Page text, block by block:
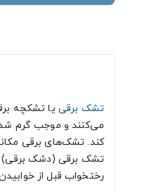
تشک برقی یا تشکچه
می‌کنند و موجب گرم
کند. تشک‌های برقی
تشک برقی (دشک برقی)
رختخواب قبل از